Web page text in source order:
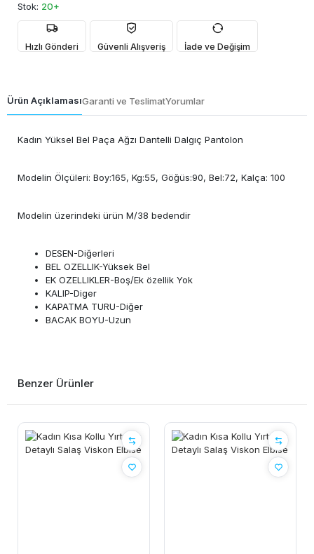
Stok: 20+
Hızlı Gönderi Güvenli Alışveriş İade ve Değişim
Ürün AçıklamasıGaranti ve TeslimatYorumlar
Kadın Yüksel Bel Paça Ağzı Dantelli Dalgıç Pantolon
Modelin Ölçüleri: Boy:165, Kg:55, Göğüs:90, Bel:72, Kalça: 100
Modelin üzerindeki ürün M/38 bedendir
DESEN-Diğerleri
BEL OZELLIK-Yüksek Bel
EK OZELLIKLER-Boş/Ek özellik Yok
KALIP-Diger
KAPATMA TURU-Diğer
BACAK BOYU-Uzun
Benzer Ürünler